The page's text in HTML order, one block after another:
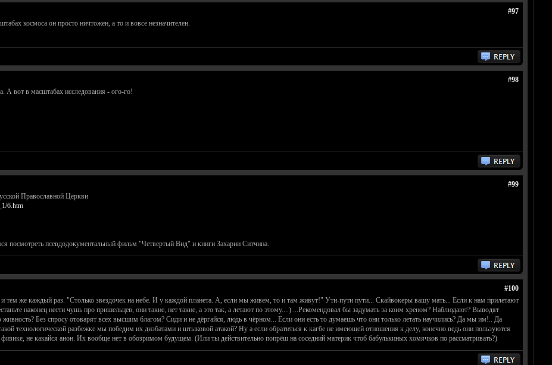
#97
космоса он просто ничтожен, а то и вовсе незначителен.
#98
А вот в масштабах исследования - ого-го!
#99
Православной Церкви
6.htm
посмотреть псевдодокументальный фильм "Четвертый Вид" и книги Захарии Ситчина.
#100
и тем же каждый раз. "Столько звездочек на небе. И у каждой планета. А, если мы живем, то и там живут!" Ути-пути пути... Скайвокеры вашу мать... Если к нам прилетают
наконец нести чушь про пришельцев, они такие, нет такие, а это так, а летают по этому....) ...Рекомендовал бы задумать за коим хреном? Наблюдают? Выводят
Без спросу отоварят всех высшим благом? Сиди и не дёргайся, людь в чёрном... Если они есть то думаешь что они только летать научились? Да мы им!.. Да
технологической разбежке мы победим их дизбатами и штыковой атакой? Ну а если обратиться к кагбе не имеющей отношения к делу, конечно ведь они пользуются
не какайся анон. Их вообще нет в обозримом будущем. (Или ты действительно попрёш на соседний материк чтоб бабулькиных хомячков по рассматривать?)